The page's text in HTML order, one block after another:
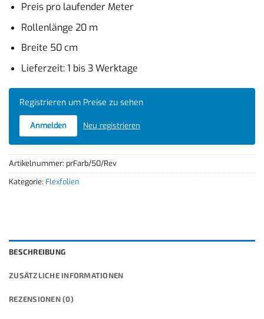
Preis pro laufender Meter
Rollenlänge 20 m
Breite 50 cm
Lieferzeit: 1 bis 3 Werktage
Registrieren um Preise zu sehen
Anmelden Neu registrieren
Artikelnummer: prFarb/50/Rev
Kategorie: Flexfolien
BESCHREIBUNG
ZUSÄTZLICHE INFORMATIONEN
REZENSIONEN (0)